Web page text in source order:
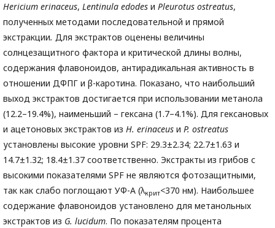
Hericium erinaceus, Lentinula edodes и Pleurotus ostreatus,
полученных методами последовательной и прямой
экстракции. Для экстрактов оценены величины
солнцезащитного фактора и критической длины волны,
содержания флавоноидов, антирадикальная активность в
отношении ДФПГ и β-каротина. Показано, что наибольший
выход экстрактов достигается при использовании метанола
(12.2–19.4%), наименьший – гексана (1.7–4.1%). Для гексановых
и ацетоновых экстрактов из H. erinaceus и P. ostreatus
установлены высокие уровни SPF: 29.3±2.34; 22.7±1.63 и
14.7±1.32; 18.4±1.37 соответственно. Экстракты из грибов с
высокими показателями SPF не являются фотозащитными,
так как слабо поглощают УФ-А (λкрит<370 нм). Наибольшее
содержание флавоноидов установлено для метанольных
экстрактов из G. lucidum. По показателям процента